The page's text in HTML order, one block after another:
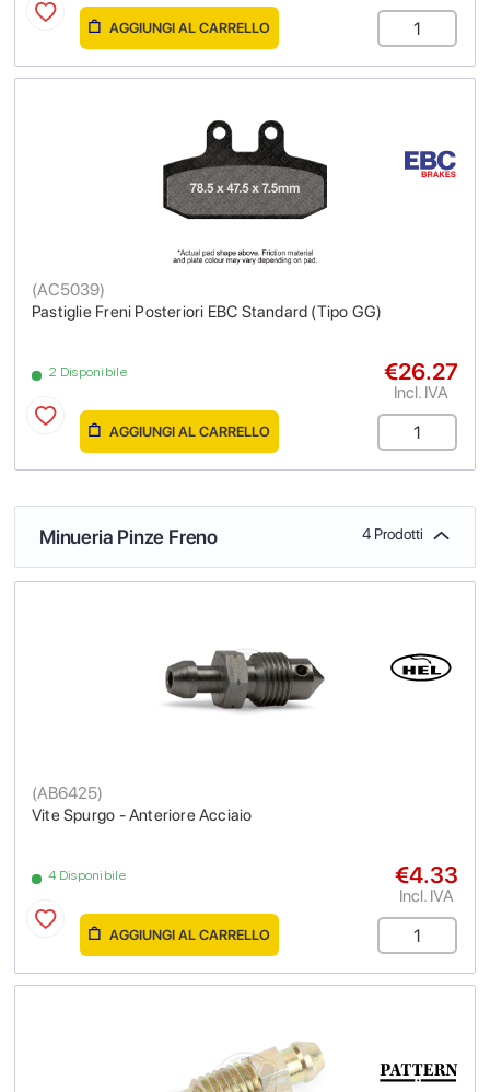
AGGIUNGI AL CARRELLO
Pastiglie Freni Posteriori EBC Standard (Tipo GG)
(AC5039)
2 Disponibile €26.27
Incl. IVA
AGGIUNGI AL CARRELLO
Minueria Pinze Freno 4 Prodotti
Vite Spurgo - Anteriore Acciaio
(AB6425)
4 Disponibile €4.33
Incl. IVA
AGGIUNGI AL CARRELLO